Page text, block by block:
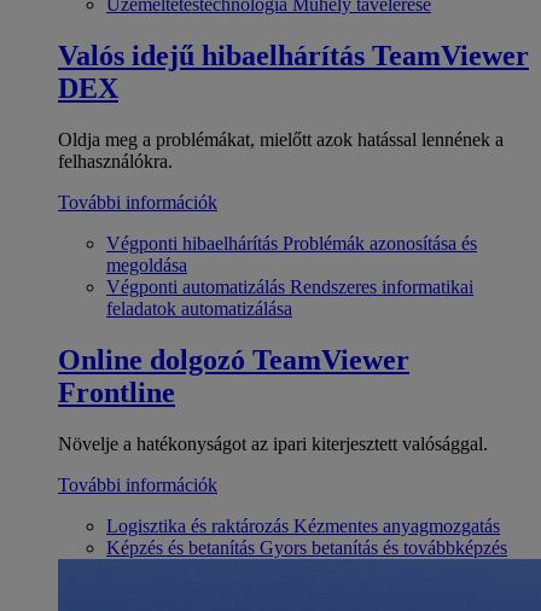
Valós idejű hibaelhárítás TeamViewer
DEX
Oldja meg a problémákat, mielőtt azok hatással lennének a
felhasználókra.
További információk
Végponti hibaelhárítás Problémák azonosítása és
megoldása
Végponti automatizálás Rendszeres informatikai
feladatok automatizálása
Online dolgozó TeamViewer
Frontline
Növelje a hatékonyságot az ipari kiterjesztett valósággal.
További információk
Logisztika és raktározás Kézmentes anyagmozgatás
Képzés és betanítás Gyors betanítás és továbbképzés